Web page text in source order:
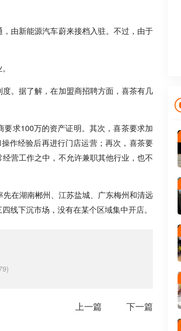
由新能源汽车蔚来接档入驻。不过，由于
。据了解，在加盟商招聘方面，喜茶有几
求100万的资产证明。其次，喜茶要求加
作经验后再进行门店运营；再次，喜茶要
营工作之中，不允许兼职其他行业，也不
在湖南郴州、江苏盐城、广东梅州和清远
线下沉市场，没有在某个区域集中开店。
上一篇 下一篇